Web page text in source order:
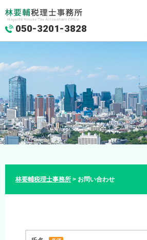
050-3201-3828
林要輔税理士事務所 > お問い合わせ